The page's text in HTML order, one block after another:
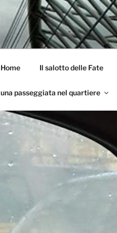
Un Blog sul quartiere della
Home Il salotto delle Fate
una passeggiata nel quartiere